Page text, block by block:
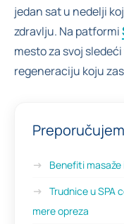
jedan sat u nedelji
zdravlju. Na patformi
mesto za svoj
regeneraciju koju
Benefiti
Trudnice u SPA
mere opreza